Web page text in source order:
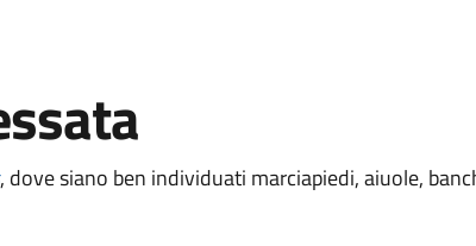
, dove siano ben individuati marciapiedi, aiuole,